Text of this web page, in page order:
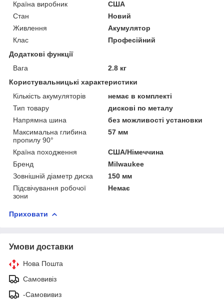
Країна виробник
США
Стан
Новий
Живлення
Акумулятор
Клас
Професійний
Додаткові функції
Вага
2.8 кг
Користувальницькі характеристики
Кількість акумуляторів
немає в комплекті
Тип товару
дискові по металу
Напрямна шина
без можливості установки
Максимальна глибина
пропилу 90°
57 мм
Країна походження
США/Німеччина
Бренд
Milwaukee
Зовнішній діаметр диска
150 мм
Підсвічування робочої
зони
Немає
Приховати
Умови доставки
Нова Пошта
Самовивіз
-Самовивиз